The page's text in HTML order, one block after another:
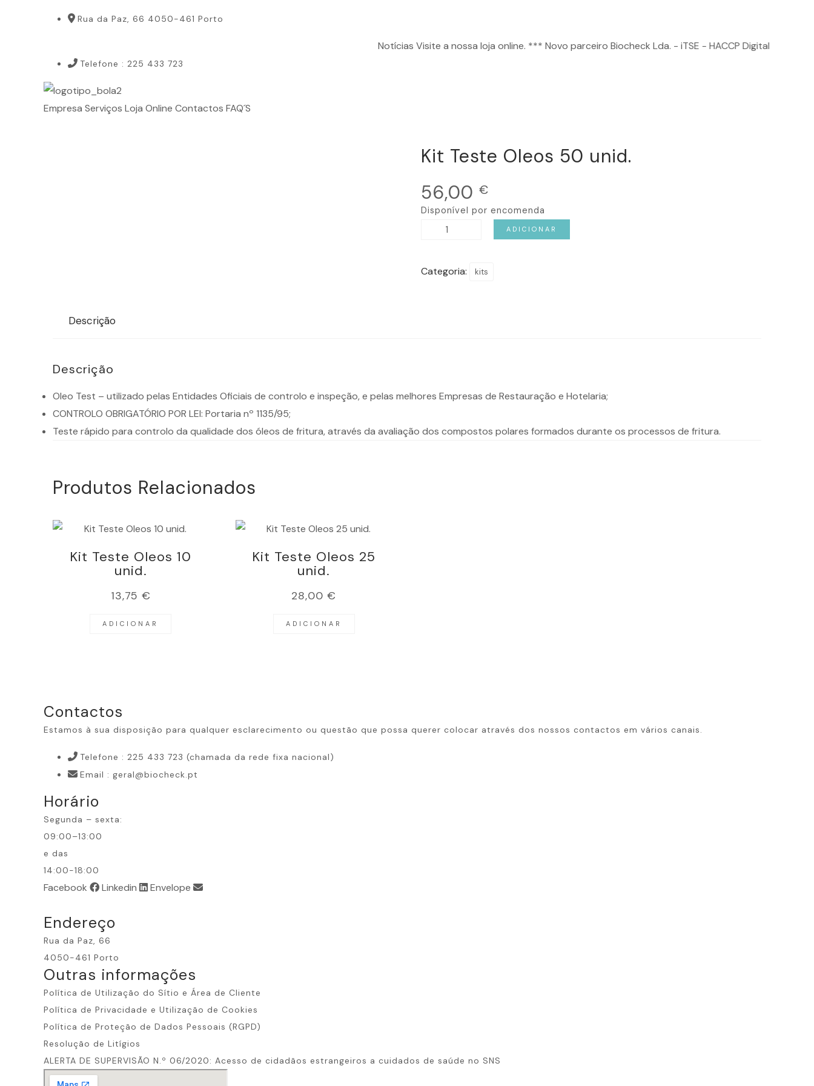
Rua da Paz, 66 4050-461 Porto
NotíciasVisite a nossa loja online. *** Novo parceiro Biocheck Lda. - iTSE - HACCP Digital
Telefone : 225 433 723
Empresa Serviços Loja Online Contactos FAQ´S
Kit Teste Oleos 50 unid.
56,00€
Disponível por encomenda
Quantidade
Teste
ADICIONAR
Categoria: kits
Descrição
Descrição
Oleo Test – utilizado pelas Entidades Oficiais de controlo e inspeção, e pelas melhores Empresas de Restauração e Hotelaria;
CONTROLO OBRIGATÓRIO POR LEI: Portaria nº 1135/95;
Teste rápido para controlo da qualidade dos óleos de fritura, através da avaliação dos compostos polares formados durante os processos de fritura.
Produtos Relacionados
Kit Teste Oleos 10
unid.
13,75 €
ADICIONAR
Kit Teste Oleos 25
unid.
28,00€
ADICIONAR
Contactos
Estamos à sua disposição para qualquer esclarecimento ou questão que possa querer colocar através dos nossos contactos em vários canais.
Telefone : 225 433 723 (chamada da rede fixa nacional)
Email : geral@biocheck.pt
Horário
Segunda – sexta:
09:00–13:00
e das
14:00-18:00
Facebook Linkedin Envelope
Endereço
Rua da Paz, 66
4050-461 Porto
Outras informações​
Política de Utilização do Sítio e Área de Cliente
Política de Privacidade e Utilização de Cookies
Política de Proteção de Dados Pessoais (RGPD)
Resolução de Litígios
ALERTA DE SUPERVISÃO N.º 06/2020: Acesso de cidadãos estrangeiros a cuidados de saúde no SNS